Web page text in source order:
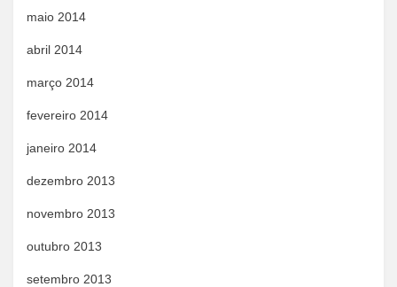
maio 2014
abril 2014
março 2014
fevereiro 2014
janeiro 2014
dezembro 2013
novembro 2013
outubro 2013
setembro 2013